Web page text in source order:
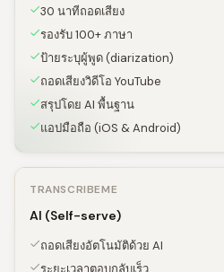
30 นาทีถอดเสียง
รองรับ 100+ ภาษา
ป้ายระบุผู้พูด (diarization)
ถอดเสียงวิดีโอ YouTube
สรุปโดย AI พื้นฐาน
แอปมือถือ (iOS & Android)
TRANSCRIBEME
AI (Self-serve)
ถอดเสียงอัตโนมัติด้วย AI
ระยะเวลาตอบกลับเร็ว